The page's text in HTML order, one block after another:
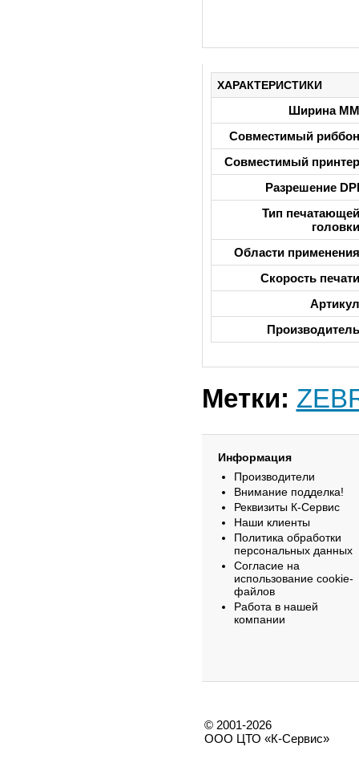
ХАРАКТЕРИСТИКИ
Ширина ММ
Совместимый риббон
Совместимый принтер
Разрешение DPI
Тип печатающей
головки
Области применения
Скорость печати
Артикул
Производитель
Метки:
Информация
Производители
Внимание подделка!
Реквизиты К-Сервис
Наши клиенты
Политика обработки
персональных данных
Согласие на
использование cookie-
файлов
Работа в нашей
компании
© 2001-2026
ООО ЦТО «К-Сервис»